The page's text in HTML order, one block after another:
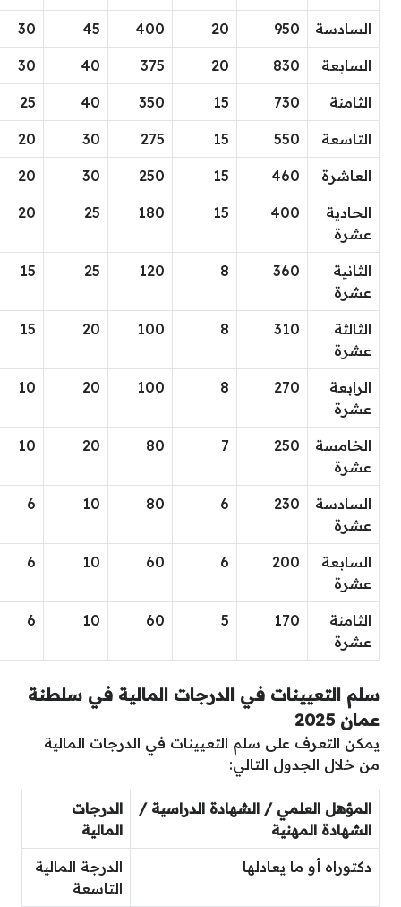
السادسة 950
20
400
45
30
السابعة 830
20
375
40
30
الثامنة 730
15
350
40
25
التاسعة 550
15
275
30
20
العاشرة 460
15
250
30
20
الحادية
عشرة
400
15
180
25
20
الثانية
عشرة
360
8
120
25
15
الثالثة
عشرة
310
8
100
20
15
الرابعة
عشرة
270
8
100
20
10
الخامسة
عشرة
250
7
80
20
10
السادسة
عشرة
230
6
80
10
6
السابعة
عشرة
200
6
60
10
6
الثامنة
عشرة
170
5
60
10
6
سلم التعيينات في الدرجات المالية في سلطنة
عمان 2025
يمكن التعرف على سلم التعيينات في الدرجات المالية
من خلال الجدول التالي:
المؤهل العلمي / الشهادة الدراسية /
الشهادة المهنية
الدرجات
المالية
دكتوراه أو ما يعادلها
الدرجة المالية
التاسعة